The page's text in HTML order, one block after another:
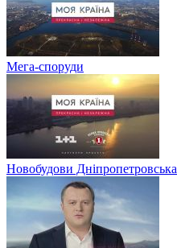
Мега-споруди
Новобудови Дніпропетровська